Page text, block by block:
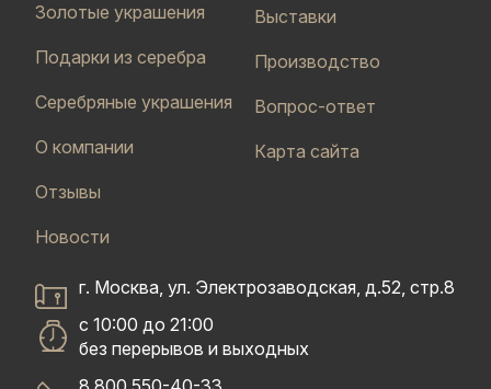
Золотые украшения
Подарки из серебра
Серебряные украшения
О компании
Отзывы
Новости
Выставки
Производство
Вопрос-ответ
Карта сайта
г. Москва, ул. Электрозаводская, д.52, стр.8
с 10:00 до 21:00
без перерывов и выходных